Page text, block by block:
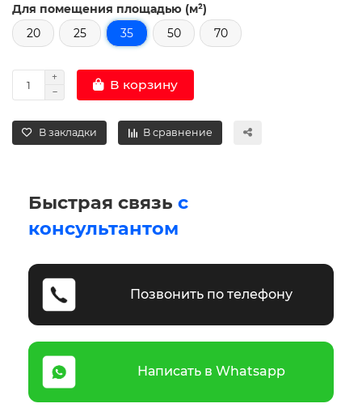
Для помещения площадью (м²)
20
25 35 50 70
В корзину
В закладки В сравнение
Быстрая связь с
консультантом
Позвонить по телефону
Написать в Whatsapp